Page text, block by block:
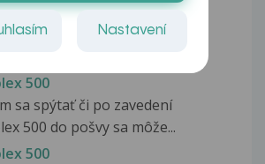
500
bych se zeptat. Jsem 5tt
jsem to netušila...
500
sa spýtať či po zavedení
500 do pošvy sa môže...
500
Nastavení